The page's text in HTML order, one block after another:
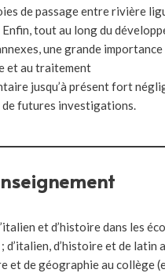
de passage entre rivière
tout au long du
une grande
et au traitement
jusqu’à présent fort
de futures investigations.
et d’histoire dans les
d’histoire et de latin
et de géographie au collège